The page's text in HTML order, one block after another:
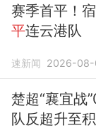
赛季首平！
平连云港队
速新闻 2026-08-
楚超“襄宜战
队反超升至